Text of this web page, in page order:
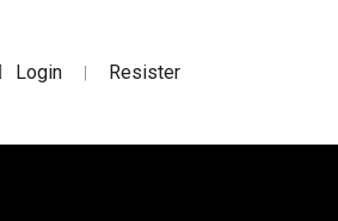
Login | Resister